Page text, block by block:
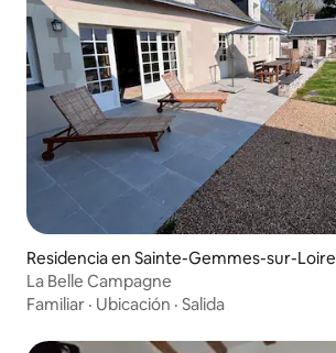
Residencia en Sainte-Gemmes-sur-Loire
La Belle Campagne
Familiar · Ubicación · Salida